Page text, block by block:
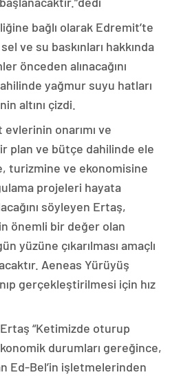
bağlı olarak Edremit’te
ve su baskınları hakkında
önceden alınacağını
yağmur suyu hatları
altını çizdi.
onarımı ve
plan ve bütçe dahilinde ele
turizmine ve ekonomisine
projeleri hayata
söyleyen Ertaş,
önemli bir değer olan
yüzüne çıkarılması amaçlı
Aeneas Yürüyüş
gerçekleştirilmesi için hız
“Ketimizde oturup
durumları gereğince,
Ed-Bel’in işletmelerinden